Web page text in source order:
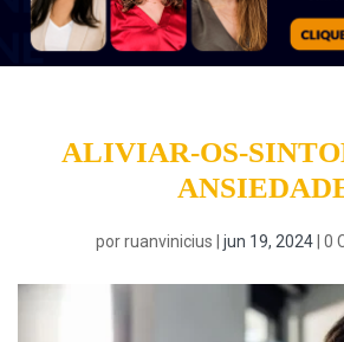
ALIVIAR-OS-
porruanvinicius jun 19, 2024 0